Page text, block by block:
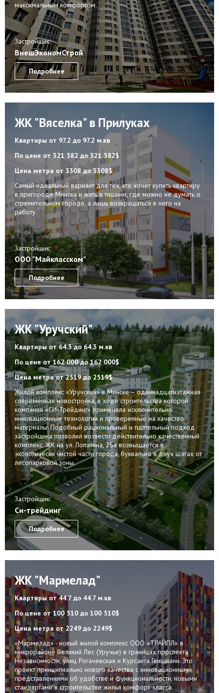
максимальным комфортом.
Застройщик:
ВнешЭкономСтрой
Подробнее
ЖК "Вяселка" в Прилуках
Квартиры от 97.2 до 97.2 м.кв
По цене от 321 582 до 321 582$
Цена метра от 3308 до 3308$
Самый идеальный вариант для тех, кто хочет купить квартиру
в пригороде Минска и жить в тишине, где можно не думать о
стремительном городе, а лишь возвращаться в него на
работу.
Застройщик:
ООО "Майкласском"
Подробнее
ЖК "Уручский"
Квартирыот 64.3 до 64.3 м.кв
По ценеот 162 000 до 162 000$
Цена метраот 2519 до 2519$
Жилой комплекс «Уручский» в Минске – одиннадцатиэтажная
современная новостройка, в ходе строительства которой
компания «СИ-Трейдинг» применяла исключительно
инновационные технологии и проверенные на качество
материалы. Подобный рациональный и тщательный подход
застройщика позволил возвести действительно качественный
комплекс. ЖК на ул. Лопатина, 25а возвышается в
экологически чистой части города, буквально в двух шагах от
лесопарковой зоны.
Застройщик:
Си-трейдинг
Подробнее
ЖК "Мармелад"
Квартирыот 44.7 до 44.7 м.кв
По ценеот 100 510 до 100 510$
Цена метраот 2249 до 2249$
«Мармелад» - новый жилой комплекс ООО «ТРАЙПЛ» в
микрорайоне Великий Лес (Уручье) в границах проспекта
Независимости, улиц Рогачевская и Курсанта Гвишиани. Это
проект принципиально нового качества с инновационными
представлениями об удобстве и функциональности, новыми
стандартами в строительстве жилья комфорт-класса.